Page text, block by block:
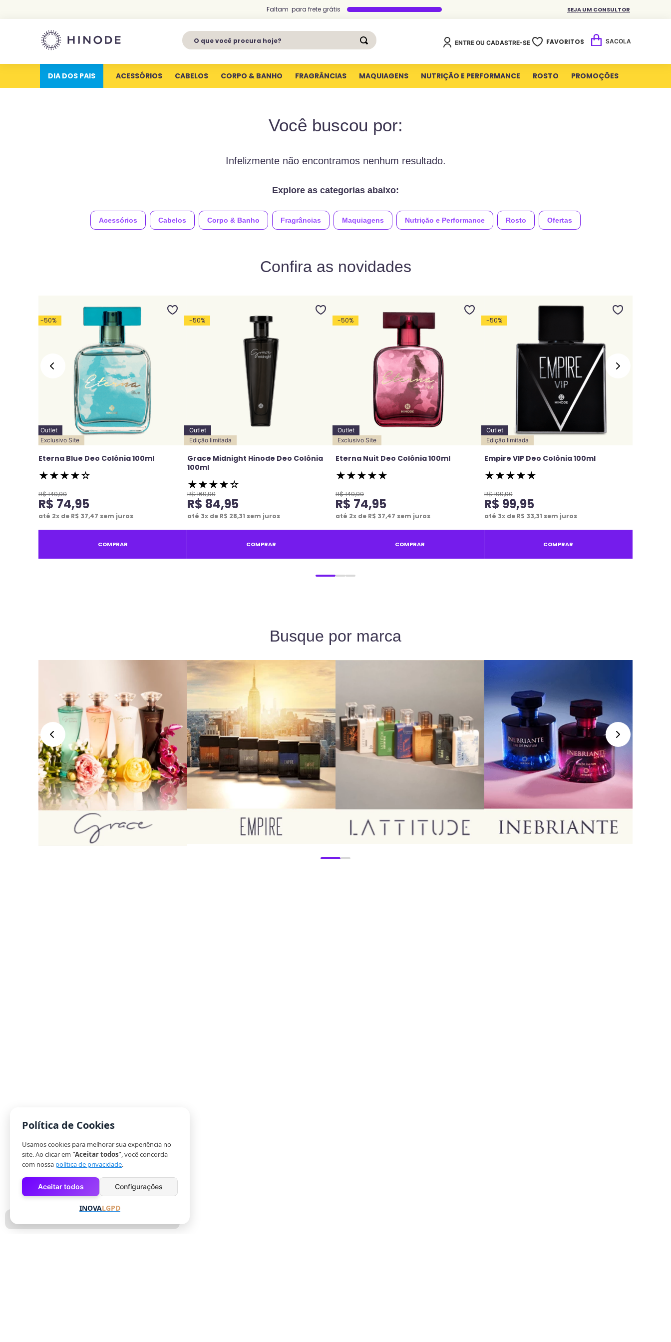
Faltam para frete grátis SEJA UM CONSULTOR
O que você procura hoje?
ENTRE OU CADASTRE-SE FAVORITOS
DIA DOS PAIS ACESSÓRIOS CABELOS CORPO & BANHO FRAGRÂNCIAS MAQUIAGENS NUTRIÇÃO E PERFORMANCE ROSTO PROMOÇÕES
Você buscou por:
Infelizmente não encontramos nenhum resultado.
Explore as categorias abaixo:
Acessórios Cabelos Corpo & Banho Fragrâncias Maquiagens Nutrição e Performance Rosto Ofertas
Confira as novidades
-50%
Outlet
Exclusivo Site
Eterna Blue Deo Colônia 100ml
★★★★☆
R$149,90
R$ 74,95
até 2x de R$ 37,47 sem juros
COMPRAR
-50%
Outlet
Edição limitada
Grace Midnight Hinode Deo Colônia
100ml
★★★★☆
R$169,90
R$ 84,95
até 3x de R$ 28,31 sem juros
COMPRAR
-50%
Outlet
Exclusivo Site
Eterna Nuit Deo Colônia 100ml
★★★★★
R$149,90
R$ 74,95
até 2x de R$ 37,47 sem juros
COMPRAR
-50%
Outlet
Edição limitada
Empire VIP Deo Colônia 100ml
★★★★★
R$199,90
R$ 99,95
até 3x de R$ 33,31 sem juros
COMPRAR
Busque por marca
Política de Cookies
Usamos cookies para melhorar sua experiência no
site. Ao clicar em "Aceitar todos", você concorda
com nossa política de privacidade.
Aceitar todos Configurações
INOVALGPD
1º
perfumes
3º